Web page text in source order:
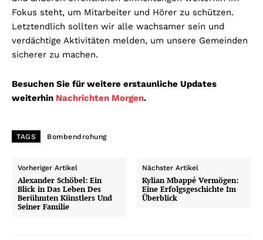
Fokus steht, um Mitarbeiter und Hörer zu schützen.
Letztendlich sollten wir alle wachsamer sein und
verdächtige Aktivitäten melden, um unsere Gemeinden
sicherer zu machen.
Besuchen Sie für weitere erstaunliche Updates
weiterhin Nachrichten Morgen.
TAGS Bombendrohung
Vorheriger Artikel
Alexander Schöbel: Ein
Blick in Das Leben Des
Berühmten Künstlers Und
Seiner Familie
Nächster Artikel
Kylian Mbappé Vermögen:
Eine Erfolgsgeschichte Im
Überblick